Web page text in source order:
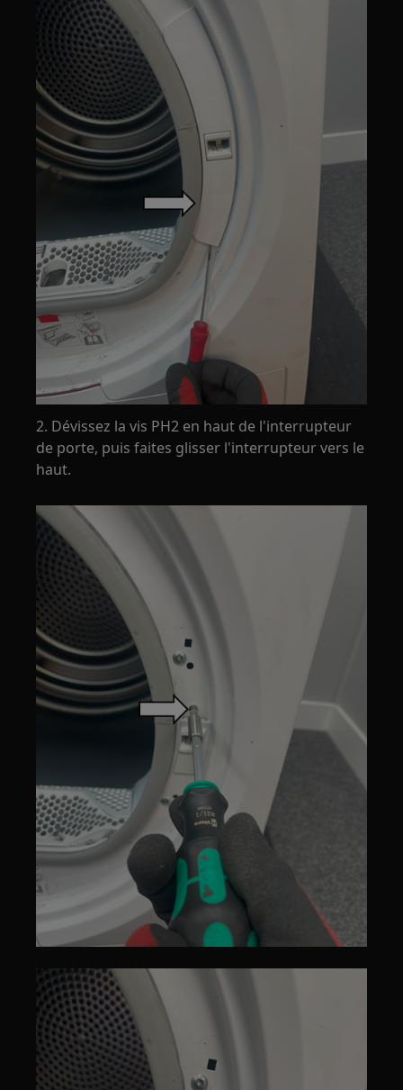
2. Dévissez la vis PH2 en haut de l'interrupteur
de porte, puis faites glisser l'interrupteur vers le
haut.